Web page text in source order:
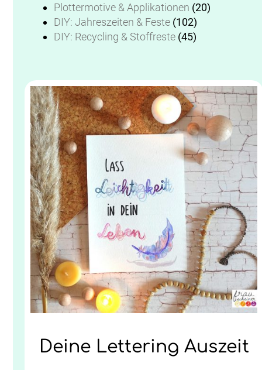
Plottermotive & Applikationen (20)
DIY: Jahreszeiten & Feste (102)
DIY: Recycling & Stoffreste (45)
Deine Lettering Auszeit